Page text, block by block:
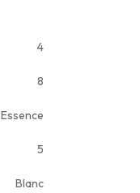
4
8
Essence
5
Blanc